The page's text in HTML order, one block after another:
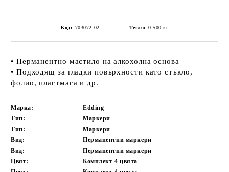
Код: 703072-02 Тегло: 0.500 кг
• Перманентно мастило на алкохолна основа
• Подходящ за гладки повърхности като стъкло,
фолио, пластмаса и др.
Марка:
Edding
Тип:
Маркери
Тип:
Маркери
Вид:
Перманентни маркери
Вид:
Перманентни маркери
Цвят:
Комплект 4 цвята